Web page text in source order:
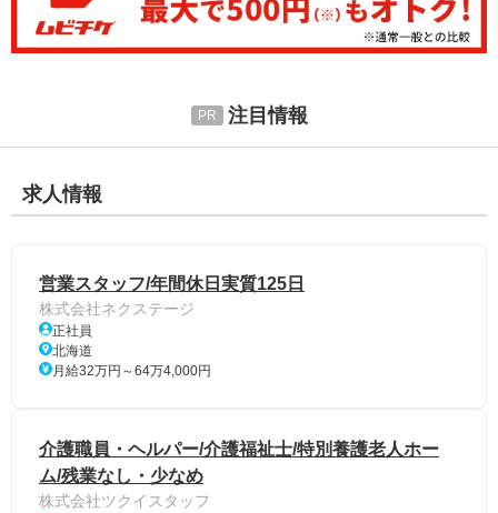
注目情報
求人情報
営業スタッフ/年間休日実質125日
株式会社ネクステージ
正社員
北海道
月給32万円～64万4,000円
介護職員・ヘルパー/介護福祉士/特別養護老人ホー
ム/残業なし・少なめ
株式会社ツクイスタッフ